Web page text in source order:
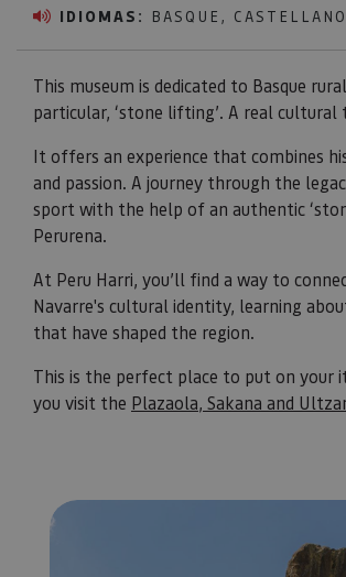
IDIOMAS: BASQUE, CASTELLANO
This museum is dedicated to Basque
particular, ‘stone lifting’. A real cultural
It offers an experience that combines
and passion. A journey through the
sport with the help of an authentic
Perurena.
At Peru Harri, you’ll find a way to
Navarre's cultural identity, learning
that have shaped the region.
This is the perfect place to put on your
you visit the Plazaola, Sakana and